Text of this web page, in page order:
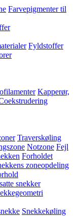
Farvepigmenter til
Fyldstoffer
Kapperør,
Traverskøling
Notzone Fejl
Forholdet
zoneopdeling
snekker
Snekkekøling